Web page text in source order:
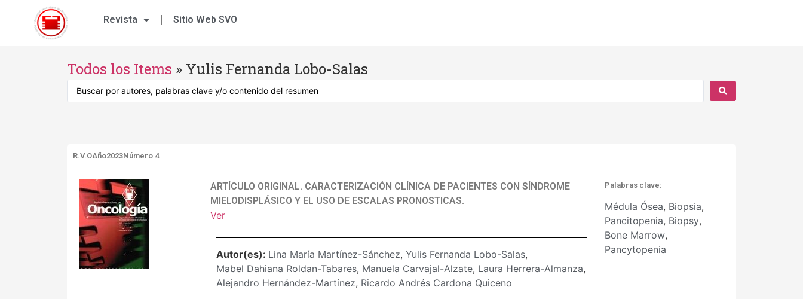
Revista Sitio Web SVO
Todos los Items » Yulis Fernanda Lobo-Salas
R.V.OAño2023Número 4
ARTÍCULO ORIGINAL. CARACTERIZACIÓN CLÍNICA DE PACIENTES CON SÍNDROME
MIELODISPLÁSICO Y EL USO DE ESCALAS PRONOSTICAS.
Ver
Autor(es): Lina María Martínez-Sánchez, Yulis Fernanda Lobo-Salas,
Mabel Dahiana Roldan-Tabares, Manuela Carvajal-Alzate, Laura Herrera-Almanza,
Alejandro Hernández-Martínez, Ricardo Andrés Cardona Quiceno
Palabras clave:
Médula Ósea, Biopsia,
Pancitopenia, Biopsy,
Bone Marrow,
Pancytopenia